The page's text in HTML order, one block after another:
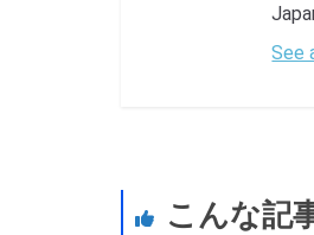
See
こんな記